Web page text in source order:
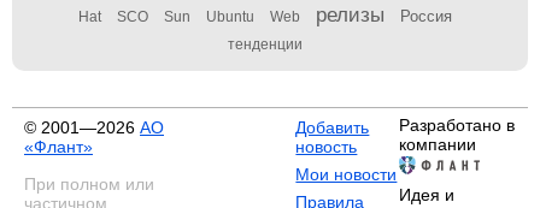
Hat SCO Sun Ubuntu Web релизы Россия
тенденции
© 2001—2026 АО
«Флант»
При полном или
частичном
Добавить
новость
Мои новости
Правила
Разработано в
компании
Идея и